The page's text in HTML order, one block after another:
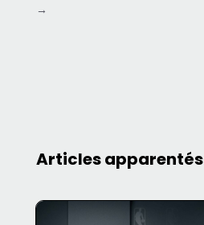
→
Articles apparentés